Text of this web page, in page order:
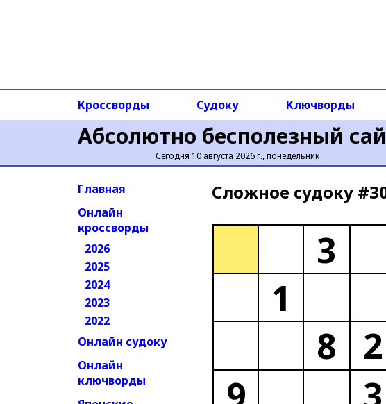
Абсолютно бесполезный
Сегодня 10 августа 2026 г., понедельник
Кроссворды Судоку Ключворды
Главная
Онлайн
кроссворды
2026
2025
2024
2023
2022
Онлайн судоку
Онлайн
ключворды
Сложное cудоку
3
1
8
2